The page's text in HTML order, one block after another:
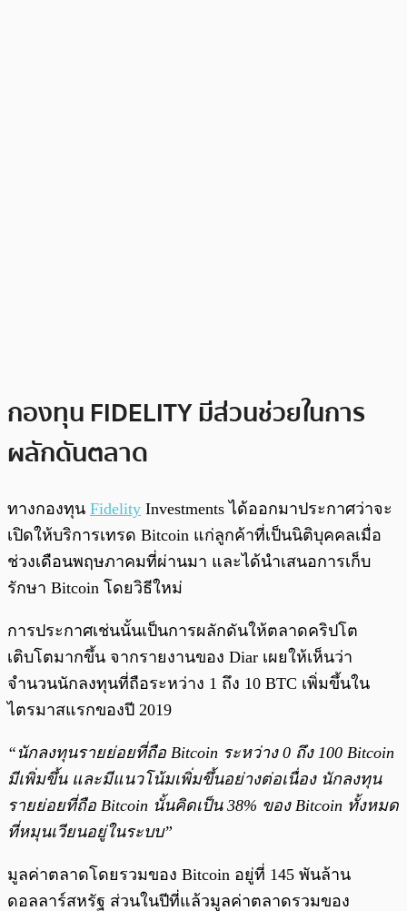
กองทุน FIDELITY มีส่วนช่วยในการ
ผลักดันตลาด
ทางกองทุน Fidelity Investments ได้ออกมาประกาศว่าจะ
เปิดให้บริการเทรด Bitcoin แก่ลูกค้าที่เป็นนิติบุคคลเมื่อ
ช่วงเดือนพฤษภาคมที่ผ่านมา และได้นำเสนอการเก็บ
รักษา Bitcoin โดยวิธีใหม่
การประกาศเช่นนั้นเป็นการผลักดันให้ตลาดคริปโต
เติบโตมากขึ้น จากรายงานของ Diar เผยให้เห็นว่า
จำนวนนักลงทุนที่ถือระหว่าง 1 ถึง 10 BTC เพิ่มขึ้นใน
ไตรมาสแรกของปี 2019
“นักลงทุนรายย่อยที่ถือ Bitcoin ระหว่าง 0 ถึง 100 Bitcoin
มีเพิ่มขึ้น และมีแนวโน้มเพิ่มขึ้นอย่างต่อเนื่อง นักลงทุน
รายย่อยที่ถือ Bitcoin นั้นคิดเป็น 38% ของ Bitcoin ทั้งหมด
ที่หมุนเวียนอยู่ในระบบ”
มูลค่าตลาดโดยรวมของ Bitcoin อยู่ที่ 145 พันล้าน
ดอลลาร์สหรัฐ ส่วนในปีที่แล้วมูลค่าตลาดรวมของ